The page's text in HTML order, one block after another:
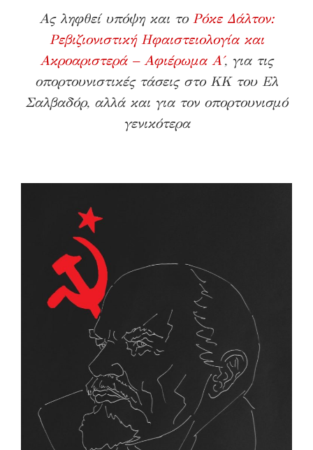
Ας ληφθεί υπόψη και το Ρόκε Δάλτον:
Ρεβιζιονιστική Ηφαιστειολογία και
Ακροαριστερά – Αφιέρωμα Α΄, για τις
οπορτουνιστικές τάσεις στο ΚΚ του Ελ
Σαλβαδόρ, αλλά και για τον οπορτουνισμό
γενικότερα